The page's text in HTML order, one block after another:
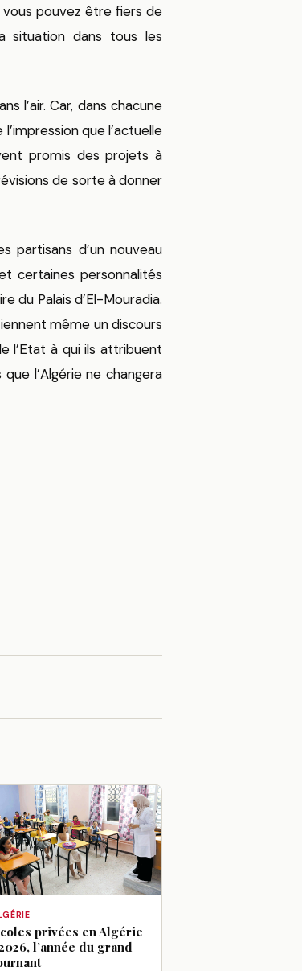
vous pouvez être fiers de
situation dans tous les
l’air. Car, dans chacune
que l’actuelle
promis des projets à
de sorte à donner
partisans d’un nouveau
certaines personnalités
du Palais d’El-Mouradia.
même un discours
l’Etat à qui ils attribuent
l’Algérie ne changera
privées en Algérie
l’année du grand